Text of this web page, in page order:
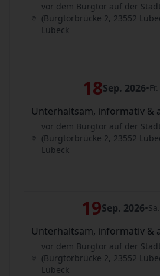
vor dem Burgtor auf der
(Burgtorbrücke 2, 23552
Lübeck
18Sep. 2026•
Unterhaltsam, informativ &
vor dem Burgtor auf der
(Burgtorbrücke 2, 23552
Lübeck
19Sep. 2026•
Unterhaltsam, informativ &
vor dem Burgtor auf der
(Burgtorbrücke 2, 23552
Lübeck